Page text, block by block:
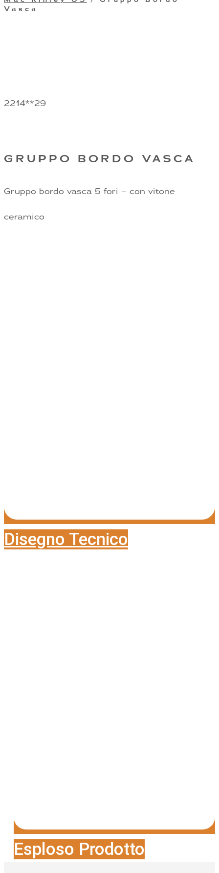
Vasca
2214**29
GRUPPO BORDO VASCA
Gruppo bordo vasca 5 fori – con vitone
ceramico
Disegno Tecnico
Esploso Prodotto